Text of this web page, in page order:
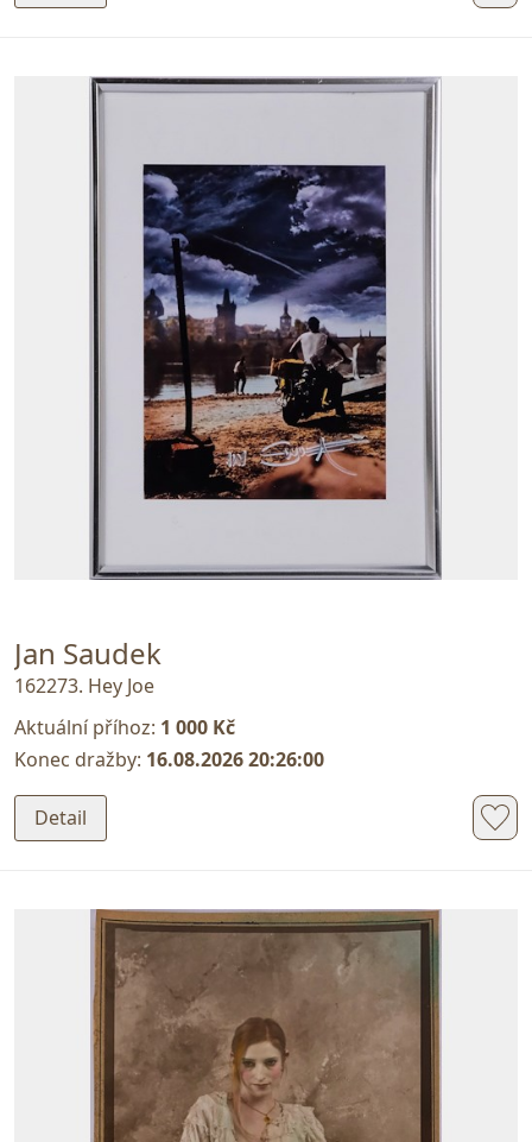
Jan Saudek
162273. Hey Joe
Aktuální příhoz: 1 000 Kč
Konec dražby: 16.08.2026 20:26:00
Detail